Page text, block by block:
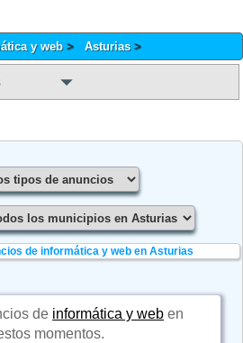
y web Asturias
de informática y web en Asturias
de informática y web en
momentos.